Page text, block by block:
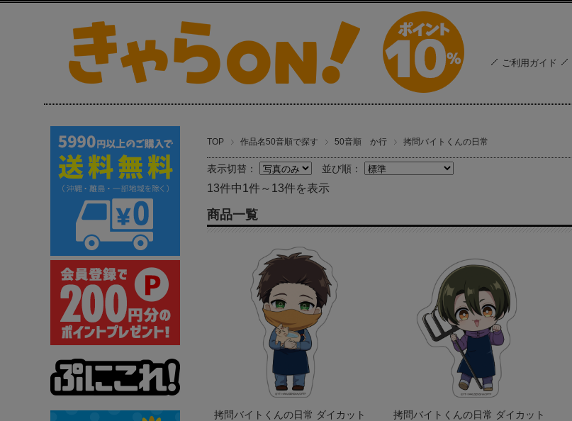
ご利用ガイド
TOP 作品名50音順で探す 50音順 か行 拷問バイトくんの日常
表示切替： 並び順：
13件中1件～13件を表示
商品一覧
拷問バイトくんの日常 ダイカット
拷問バイトくんの日常 ダイカット